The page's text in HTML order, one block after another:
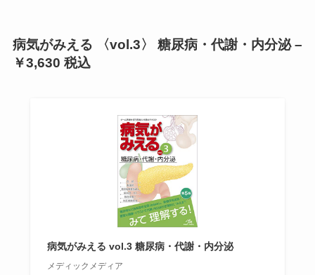
病気がみえる 〈vol.3〉 糖尿病・代謝・内分泌 –
￥3,630 税込
病気がみえる vol.3 糖尿病・代謝・内分泌
メディックメディア